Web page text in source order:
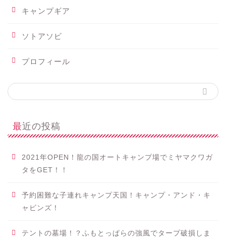
キャンプギア
ソトアソビ
プロフィール
最近の投稿
2021年OPEN！龍の国オートキャンプ場でミヤマクワガ
タをGET！！
予約困難な子連れキャンプ天国！キャンプ・アンド・キ
ャビンズ！
テントの墓場！？ふもとっぱらの強風でタープ破損しま